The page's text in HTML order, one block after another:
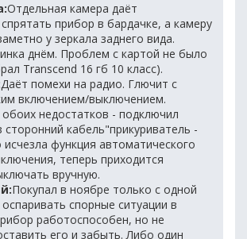
Отдельная камера даёт
прибор в бардачке, а камеру
у зеркала заднего вида.
днём. Проблем с картой не было
Transcend 16 гб 10 класс).
Даёт помехи на радио. Глючит с
включением/выключением.
недостатков - подключил
сторонний кабель"прикуриватель -
функция автоматического
теперь приходится
вручную.
Покупал в ноябре только с одной
спорные ситуации в
работоспособен, но не
его и забыть. Либо один